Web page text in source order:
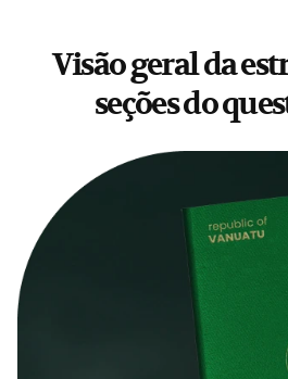
Visão geral da
seções do